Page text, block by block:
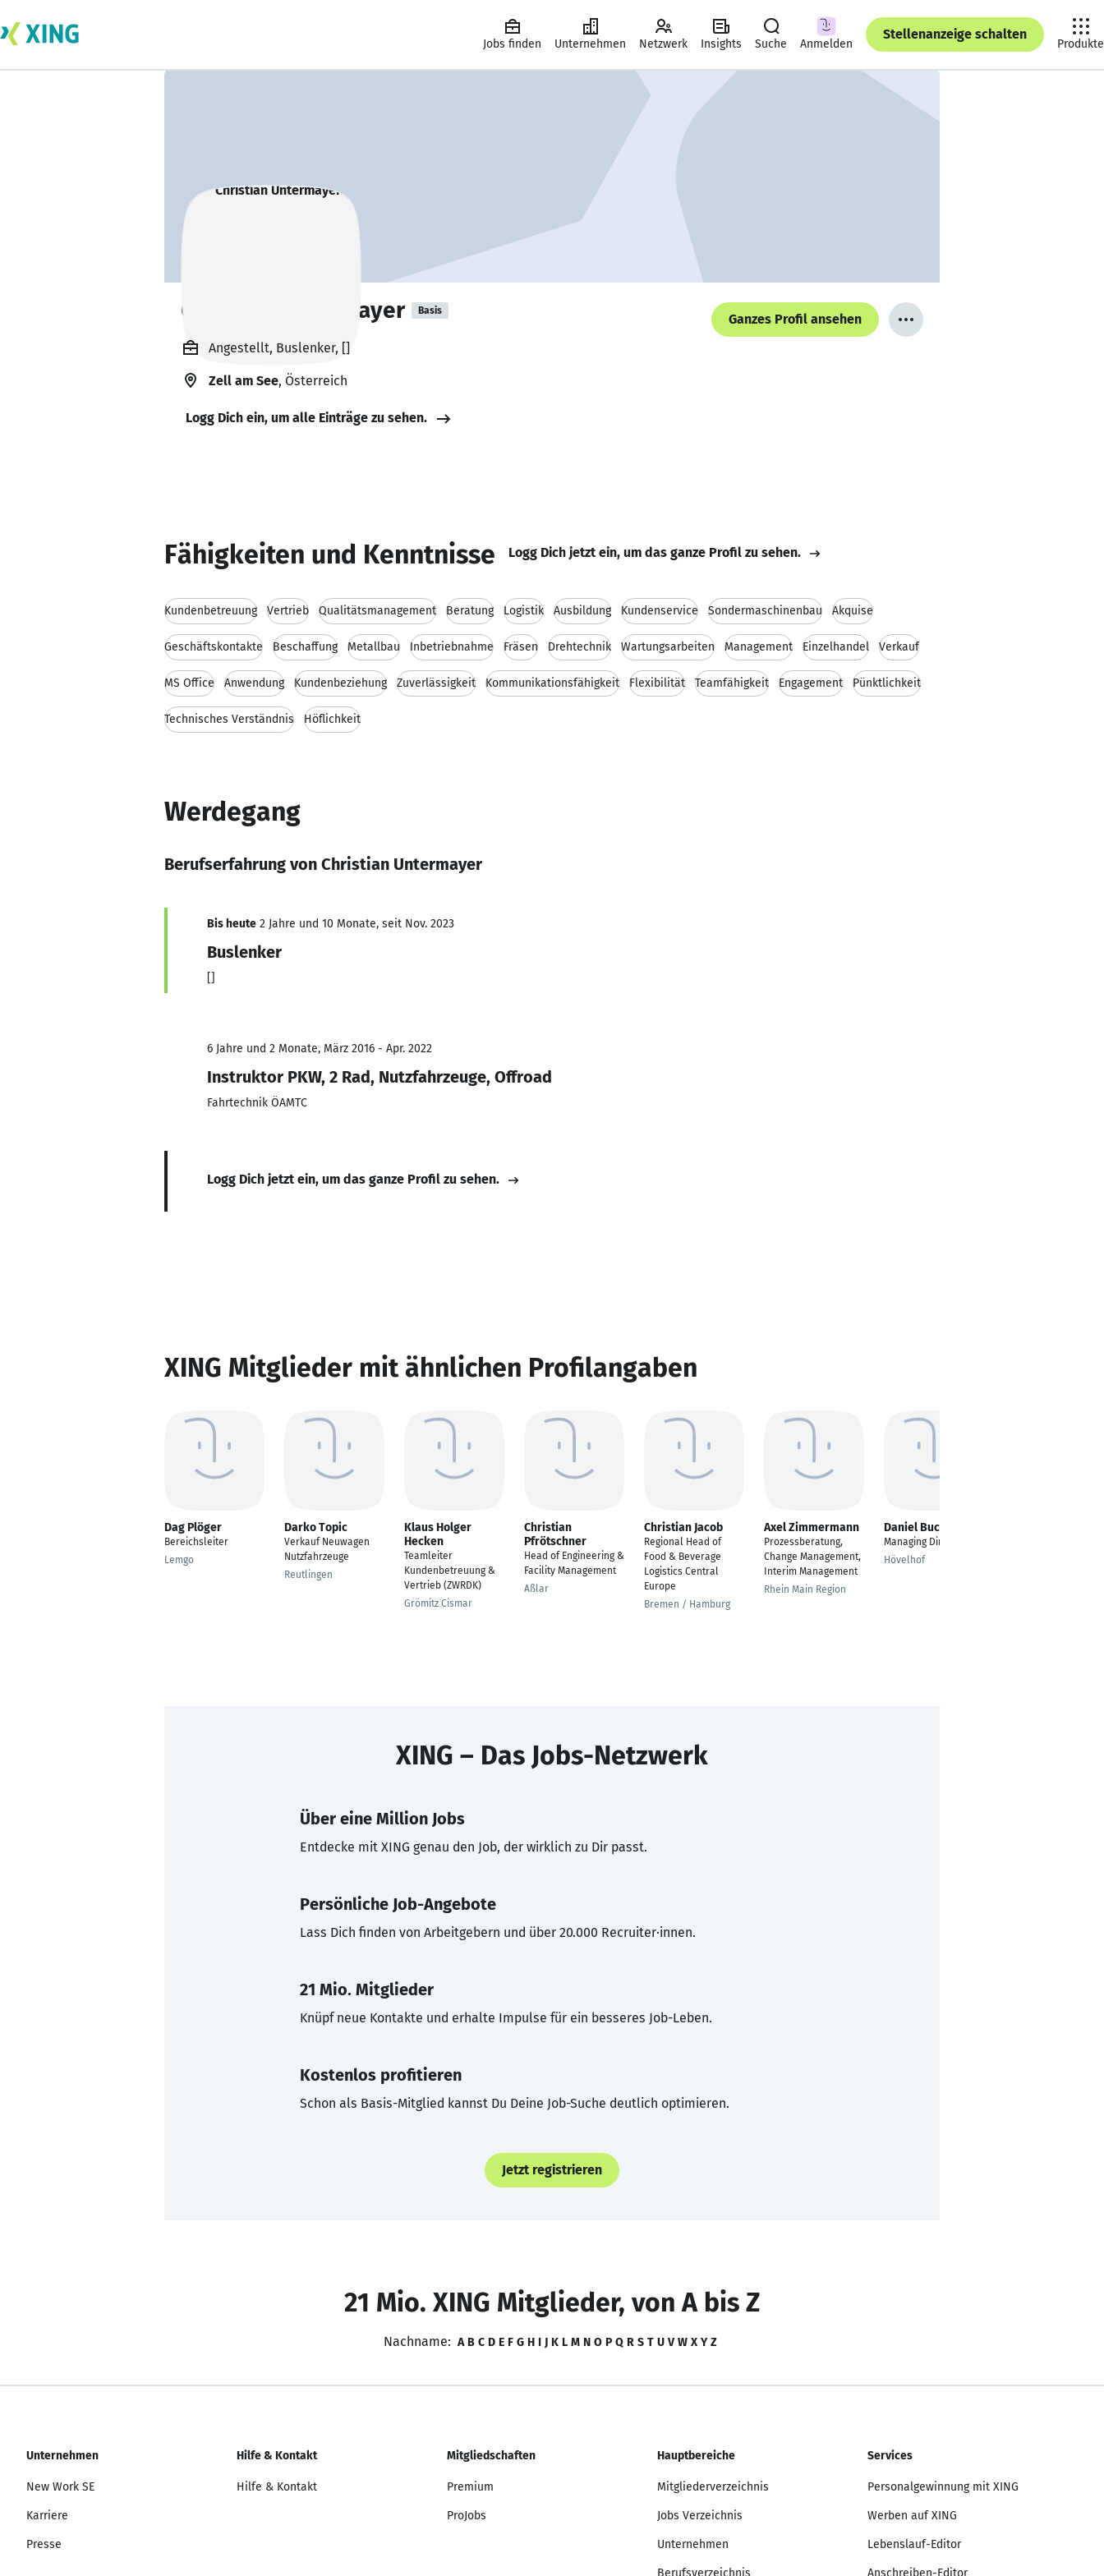
Jobs finden Unternehmen Netzwerk Insights Suche Anmelden
Stellenanzeige schalten
Produkte
Christian Untermayer Basis
Ganzes Profil ansehen
Angestellt, Buslenker, []
Zell am See, Österreich
Logg Dich ein, um alle Einträge zu sehen.
Fähigkeiten und Kenntnisse Logg Dich jetzt ein, um das ganze Profil zu sehen.
Kundenbetreuung Vertrieb Qualitätsmanagement Beratung Logistik Ausbildung Kundenservice Sondermaschinenbau Akquise
Geschäftskontakte Beschaffung Metallbau Inbetriebnahme Fräsen Drehtechnik Wartungsarbeiten Management Einzelhandel Verkauf
MS Office Anwendung Kundenbeziehung Zuverlässigkeit Kommunikationsfähigkeit Flexibilität Teamfähigkeit Engagement Pünktlichkeit
Technisches Verständnis Höflichkeit
Werdegang
Berufserfahrung von Christian Untermayer
Bis heute 2 Jahre und 10 Monate, seit Nov. 2023
Buslenker
[]
6 Jahre und 2 Monate, März 2016 - Apr. 2022
Instruktor PKW, 2 Rad, Nutzfahrzeuge, Offroad
Fahrtechnik ÖAMTC
Logg Dich jetzt ein, um das ganze Profil zu sehen.
XING Mitglieder mit ähnlichen Profilangaben
Dag Plöger
Bereichsleiter
Lemgo
Darko Topic
Verkauf Neuwagen
Nutzfahrzeuge
Reutlingen
Klaus Holger
Hecken
Teamleiter
Kundenbetreuung &
Vertrieb (ZWRDK)
Grömitz Cismar
Christian
Pfrötschner
Head of Engineering &
Facility Management
Aßlar
Christian Jacob
Regional Head of
Food & Beverage
Logistics Central
Europe
Bremen / Hamburg
Axel Zimmermann
Prozessberatung,
Change Management,
Interim Management
Rhein Main Region
Daniel Buck
Managing Director
Hövelhof
XING – Das Jobs-Netzwerk
Über eine Million Jobs
Entdecke mit XING genau den Job, der wirklich zu Dir passt.
Persönliche Job-Angebote
Lass Dich finden von Arbeitgebern und über 20.000 Recruiter·innen.
21 Mio. Mitglieder
Knüpf neue Kontakte und erhalte Impulse für ein besseres Job-Leben.
Kostenlos profitieren
Schon als Basis-Mitglied kannst Du Deine Job-Suche deutlich optimieren.
Jetzt registrieren
21 Mio. XING Mitglieder, von A bis Z
Nachname: A B C D E F G H I J K L M N O P Q R S T U V W X Y Z
Unternehmen
New Work SE
Karriere
Presse
Hilfe & Kontakt
Hilfe & Kontakt
Mitgliedschaften
Premium
ProJobs
Hauptbereiche
Mitgliederverzeichnis
Jobs Verzeichnis
Unternehmen
Berufsverzeichnis
Services
Personalgewinnung mit XING
Werben auf XING
Lebenslauf-Editor
Anschreiben-Editor